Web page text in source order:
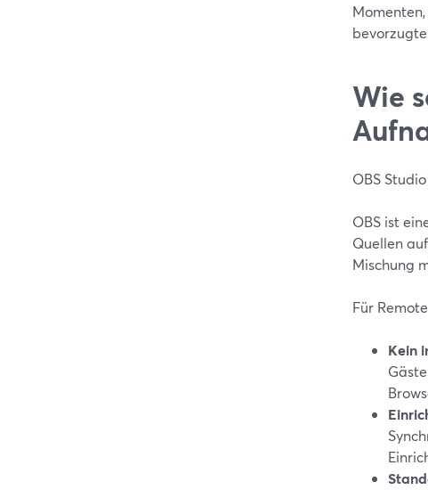
Wie
OBS
OBS ist
Quellen
Mischung
Für
Kein